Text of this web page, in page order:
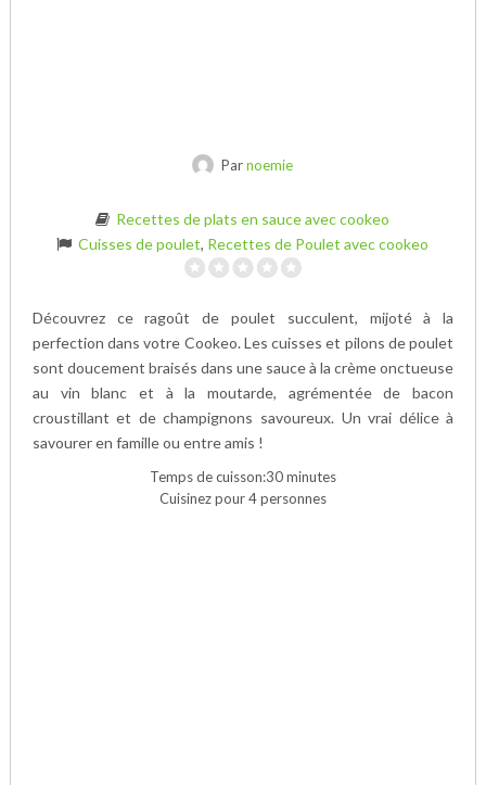
Parnoemie
Recettes de plats en sauce avec cookeo
Cuisses de poulet, Recettes de Poulet avec cookeo
Découvrez ce ragoût de poulet succulent, mijoté à la
perfection dans votre Cookeo. Les cuisses et pilons de poulet
sont doucement braisés dans une sauce à la crème onctueuse
au vin blanc et à la moutarde, agrémentée de bacon
croustillant et de champignons savoureux. Un vrai délice à
savourer en famille ou entre amis !
Temps de cuisson:30 minutes
Cuisinez pour 4 personnes